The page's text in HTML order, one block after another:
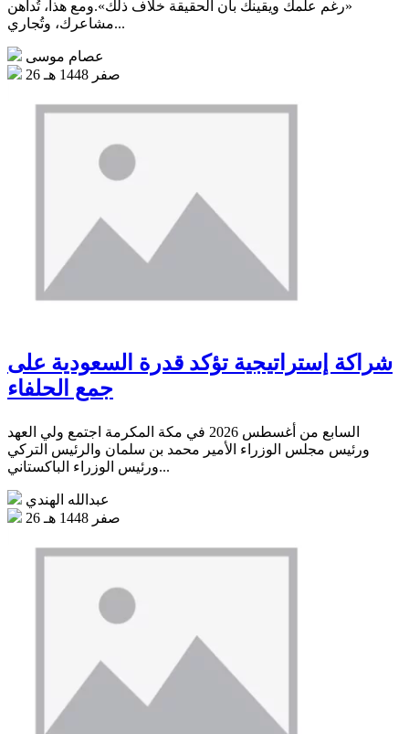
«رغم علمك ويقينك بأن الحقيقة خلاف ذلك».ومع هذا، تُداهن
مشاعرك، وتُجاري...
عصام موسى
26 صفر 1448 هـ
شراكة إستراتيجية تؤكد قدرة السعودية على
جمع الحلفاء
السابع من أغسطس 2026 في مكة المكرمة اجتمع ولي العهد
ورئيس مجلس الوزراء الأمير محمد بن سلمان والرئيس التركي
ورئيس الوزراء الباكستاني...
عبدالله الهندي
26 صفر 1448 هـ